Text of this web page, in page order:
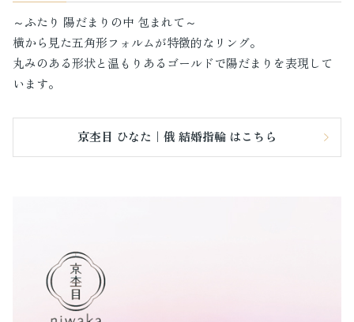
～ふたり 陽だまりの中 包まれて～
横から見た五角形フォルムが特徴的なリング。
丸みのある形状と温もりあるゴールドで陽だまりを表現して
います。
京杢目 ひなた｜俄 結婚指輪 はこちら